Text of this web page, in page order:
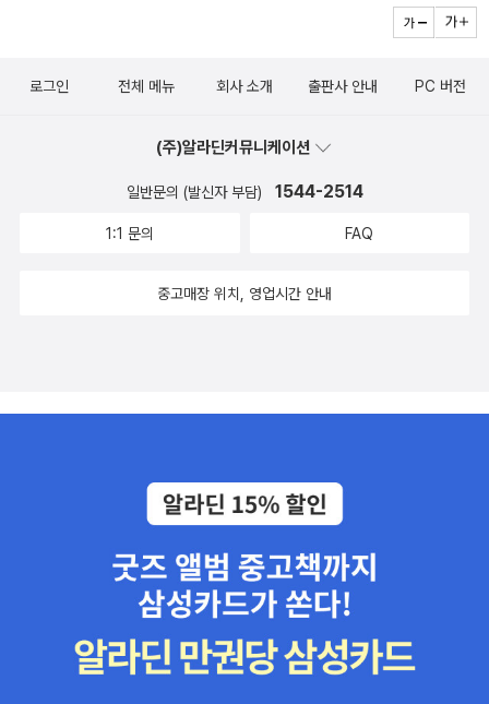
로그인 전체 메뉴 회사 소개 출판사 안내 PC 버전
(주)알라딘커뮤니케이션
일반문의 (발신자 부담) 1544-2514
1:1 문의 FAQ
중고매장 위치, 영업시간 안내